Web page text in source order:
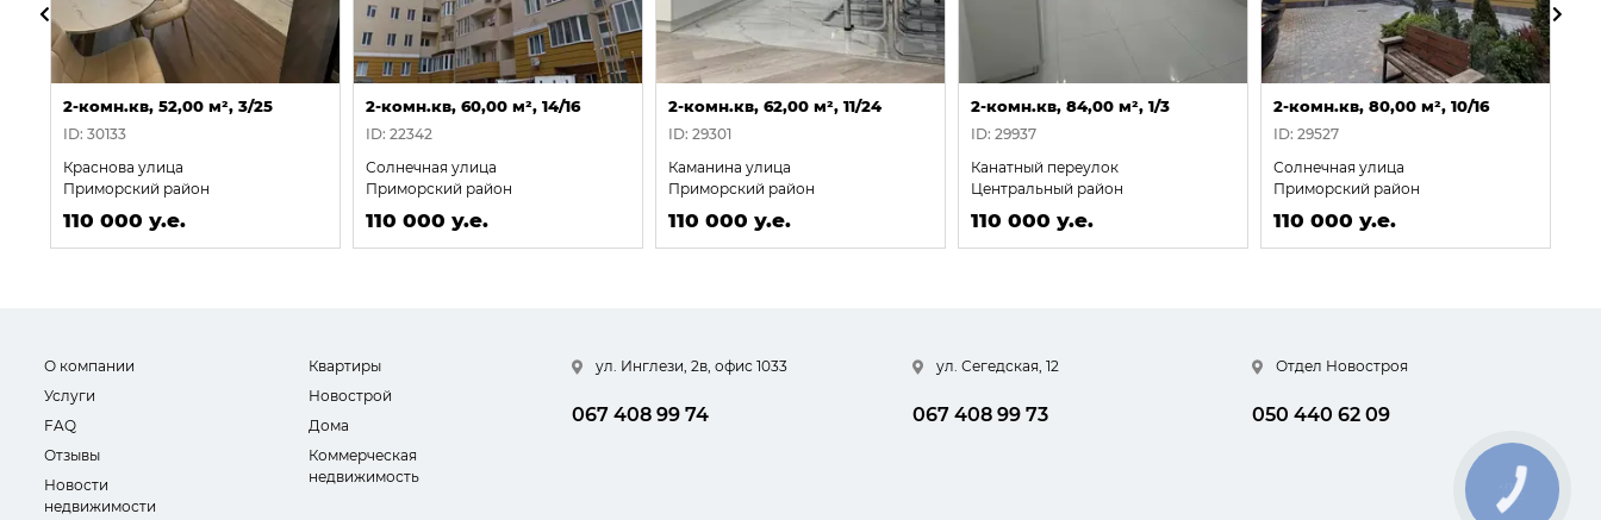
2-комн.кв, 52,00 м², 3/25
ID: 30133
Краснова улица
Приморский район
110 000 у.е.
2-комн.кв, 60,00 м², 14/16
ID: 22342
Солнечная улица
Приморский район
110 000 у.е.
2-комн.кв, 62,00 м², 11/24
ID: 29301
Каманина улица
Приморский район
110 000 у.е.
2-комн.кв, 84,00 м², 1/3
ID: 29937
Канатный переулок
Центральный район
110 000 у.е.
2-комн.кв, 80,00 м², 10/16
ID: 29527
Солнечная улица
Приморский район
110 000 у.е.
О компании
Услуги
FAQ
Отзывы
Новости
недвижимости
Квартиры
Новострой
Дома
Коммерческая
недвижимость
ул. Инглези, 2в, офис 1033
067 408 99 74
ул. Сегедская, 12
067 408 99 73
Отдел Новостроя
050 440 62 09